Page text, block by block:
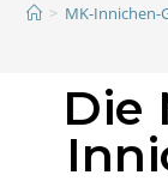
> MK-Innichen-
Die